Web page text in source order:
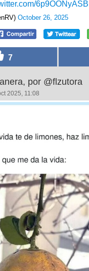
6p9OONyASB
October 26, 2025
7
por @flzutora
2025, 11:08